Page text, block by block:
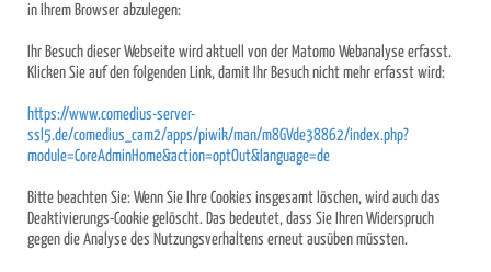
in Ihrem Browser abzulegen:
Ihr Besuch dieser Webseite wird aktuell von der Matomo Webanalyse erfasst.
Klicken Sie auf den folgenden Link, damit Ihr Besuch nicht mehr erfasst wird:
https://www.comedius-server-
ssl5.de/comedius_cam2/apps/piwik/man/m8GVde38862/index.php?
module=CoreAdminHome&action=optOut&language=de
Bitte beachten Sie: Wenn Sie Ihre Cookies insgesamt löschen, wird auch das
Deaktivierungs-Cookie gelöscht. Das bedeutet, dass Sie Ihren Widerspruch
gegen die Analyse des Nutzungsverhaltens erneut ausüben müssten.